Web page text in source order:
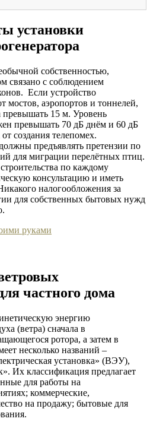
установки
собственностью,
связано с соблюдением
Если устройство
мостов, аэропортов и тоннелей,
превышать 15 м. Уровень
превышать 70 дБ днём и 60 дБ
создания телепомех.
предъявлять претензии по
для миграции перелётных птиц.
по каждому
консультацию и иметь
налогообложения за
для собственных бытовых нужд
частного дома
энергию
(ветра) сначала в
ротора, а затем в
несколько названий –
установка» (ВЭУ),
Их классификация предлагает
для работы на
коммерческие,
на продажу; бытовые для